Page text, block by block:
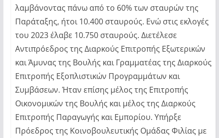
λαμβάνοντας πάνω από το 60% των σταυρών της
Παράταξης, ήτοι 10.400 σταυρούς. Ενώ στις εκλογές
του 2023 έλαβε 10.750 σταυρούς. Διετέλεσε
Αντιπρόεδρος της Διαρκούς Επιτροπής Εξωτερικών
και Άμυνας της Βουλής και Γραμματέας της Διαρκούς
Επιτροπής Εξοπλιστικών Προγραμμάτων και
Συμβάσεων. Ήταν επίσης μέλος της Επιτροπής
Οικονομικών της Βουλής και μέλος της Διαρκούς
Επιτροπής Παραγωγής και Εμπορίου. Υπήρξε
Πρόεδρος της Κοινοβουλευτικής Ομάδας Φιλίας με